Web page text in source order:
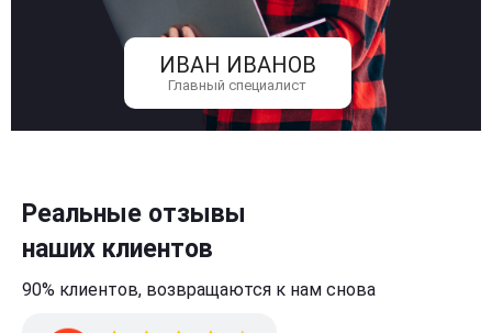
ИВАН ИВАНОВ
Главный специалист
Реальные отзывы
наших клиентов
90% клиентов, возвращаются к нам снова